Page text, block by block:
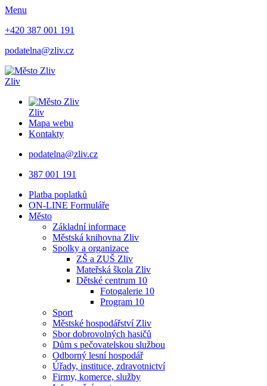
Menu
+420 387 001 191
podatelna@zliv.cz
Zliv
Zliv
Mapa webu
Kontakty
podatelna@zliv.cz
387 001 191
Platba poplatků
ON-LINE Formuláře
Město
Základní informace
Městská knihovna Zliv
Spolky a organizace
ZŠ a ZUŠ Zliv
Mateřská škola Zliv
Dětské centrum 10
Fotogalerie 10
Program 10
Sport
Městské hospodářství Zliv
Sbor dobrovolných hasičů
Dům s pečovatelskou službou
Odborný lesní hospodář
Úřady, instituce, zdravotnictví
Firmy, komerce, služby